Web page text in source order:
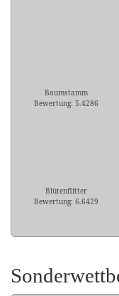
Baumstamm
Bewertung: 5.4286
Blütenflitter
Bewertung: 6.6429